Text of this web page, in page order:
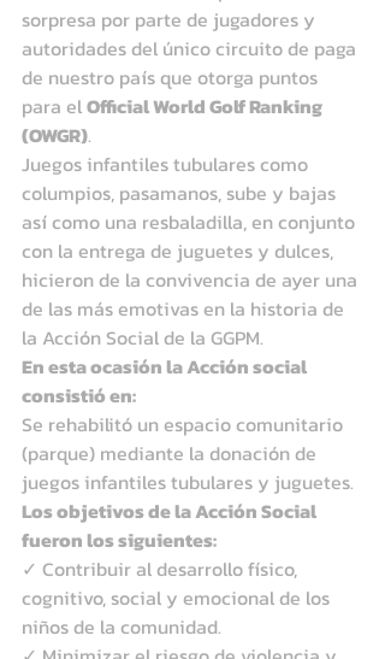
sorpresa por parte de jugadores y
autoridades del único circuito de paga
de nuestro país que otorga puntos
para el Official World Golf Ranking
(OWGR).
Juegos infantiles tubulares como
columpios, pasamanos, sube y bajas
así como una resbaladilla, en conjunto
con la entrega de juguetes y dulces,
hicieron de la convivencia de ayer una
de las más emotivas en la historia de
la Acción Social de la GGPM.
En esta ocasión la Acción social
consistió en:
Se rehabilitó un espacio comunitario
(parque) mediante la donación de
juegos infantiles tubulares y juguetes.
Los objetivos de la Acción Social
fueron los siguientes:
✓ Contribuir al desarrollo físico,
cognitivo, social y emocional de los
niños de la comunidad.